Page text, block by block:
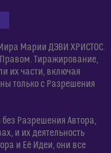
Марии ДЭВИ ХРИСТОС.
Тиражирование,
их части, включая
только с Разрешения
Разрешения Автора,
и их деятельность
и Её Идеи, они все